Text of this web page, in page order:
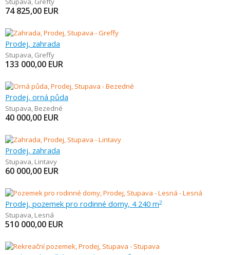
74 825,00 EUR
Prodej, zahrada
Stupava, Greffy
133 000,00 EUR
Prodej, orná půda
Stupava, Bezedné
40 000,00 EUR
Prodej, zahrada
Stupava, Lintavy
60 000,00 EUR
Prodej, pozemek pro rodinné domy, 4 240 m2
Stupava, Lesná
510 000,00 EUR